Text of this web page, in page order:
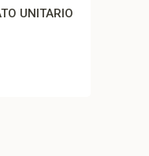
UNITARIO